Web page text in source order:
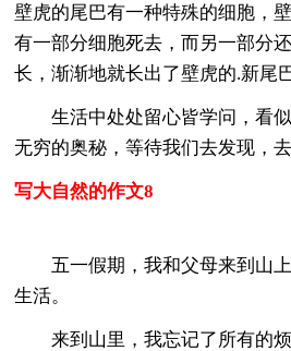
壁虎的尾巴有一种特殊的细胞，
有一部分细胞死去，而另一部分
长，渐渐地就长出了壁虎的.新尾巴
生活中处处留心皆学问，看似
无穷的奥秘，等待我们去发现，去
写大自然的作文8
五一假期，我和父母来到山上
生活。
来到山里，我忘记了所有的烦